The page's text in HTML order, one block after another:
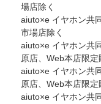
場店除く
aiuto×e イヤホン
市場店除く
aiuto×e イヤホン
原店、Web本店限定
aiuto×e イヤホン
原店、Web本店限定
aiuto×e イヤホン